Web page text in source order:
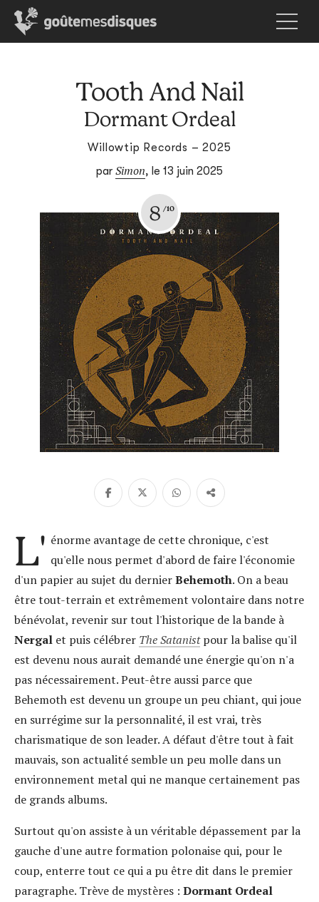
Tooth And Nail
Dormant Ordeal
Willowtip Records – 2025
par Simon, le 13 juin 2025
8
L' énorme avantage de cette chronique, c'est
qu'elle nous permet d'abord de faire l'économie
d'un papier au sujet du dernierBehemoth. On a beau
être tout-terrain et extrêmement volontaire dans notre
bénévolat, revenir sur tout l'historique de la bande à
Nergal et puis célébrer The Satanist pour la balise qu'il
est devenu nous aurait demandé une énergie qu'on n'a
pas nécessairement. Peut-être aussi parce que
Behemoth est devenu un groupe un peu chiant, qui joue
en surrégime sur la personnalité, il est vrai, très
charismatique de son leader. A défaut d'être tout à fait
mauvais, son actualité semble un peu molle dans un
environnement metal qui ne manque certainement pas
de grands albums.
Surtout qu'on assiste à un véritable dépassement par la
gauche d'une autre formation polonaise qui, pour le
coup, enterre tout ce qui a pu être dit dans le premier
paragraphe. Trève de mystères : Dormant Ordeal